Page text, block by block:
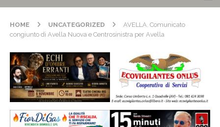
HOME UNCATEGORIZED
AVELLA. Comunicato
congiunto di Avella Nuova e Centrosinistra per Avella